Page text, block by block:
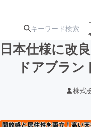
注目
ジェ
日本仕様に改
ドアブラン
株式